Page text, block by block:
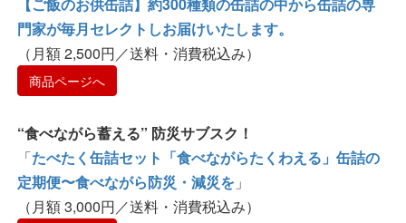
門家が毎月セレクトしお届けいたします。
（月額 2,500円／送料・消費税込み）
商品ページへ
“食べながら蓄える” 防災サブスク！
「たべたく缶詰セット「食べながらたくわえる」缶詰の
定期便〜食べながら防災・減災を 」
（月額 3,000円／送料・消費税込み）